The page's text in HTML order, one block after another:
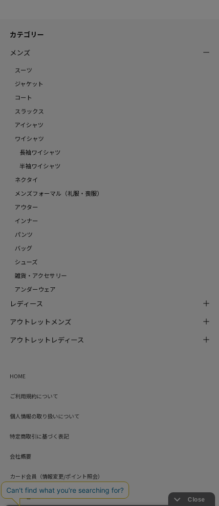
カテゴリー
メンズ
スーツ
ジャケット
コート
スラックス
アイシャツ
ワイシャツ
長袖ワイシャツ
半袖ワイシャツ
ネクタイ
メンズフォーマル（礼服・喪服）
アウター
インナー
パンツ
バッグ
シューズ
雑貨・アクセサリー
アンダーウェア
レディース
アウトレットメンズ
アウトレットレディース
HOME
ご利用規約について
個人情報の取り扱いについて
特定商取引に基づく表記
会社概要
カード会員（情報変更/ポイント照会）